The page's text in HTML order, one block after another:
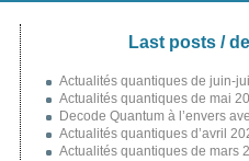
Last posts /
Actualités quantiques de juin-
Actualités quantiques de mai
Decode Quantum à l’envers
Actualités quantiques d’avril
Actualités quantiques de mars